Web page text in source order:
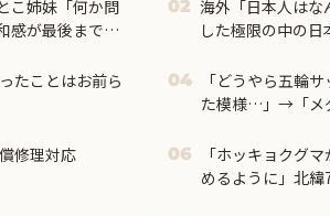
こ姉妹「何か問
感が最後まで消
02 海外「日本人はな
した極限の中の
たことはお前ら
04
「どうやら五輪
た模様…」→「メ
修理対応 06
「ホッキョクグ
めるように」北